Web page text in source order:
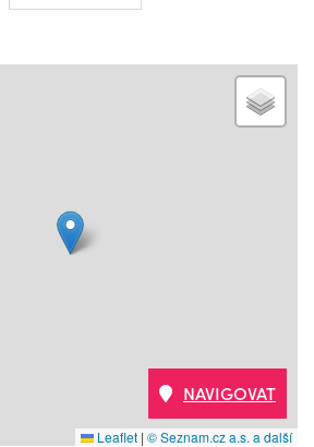
Leaflet | © Seznam.cz a.s. a další
NAVIGOVAT